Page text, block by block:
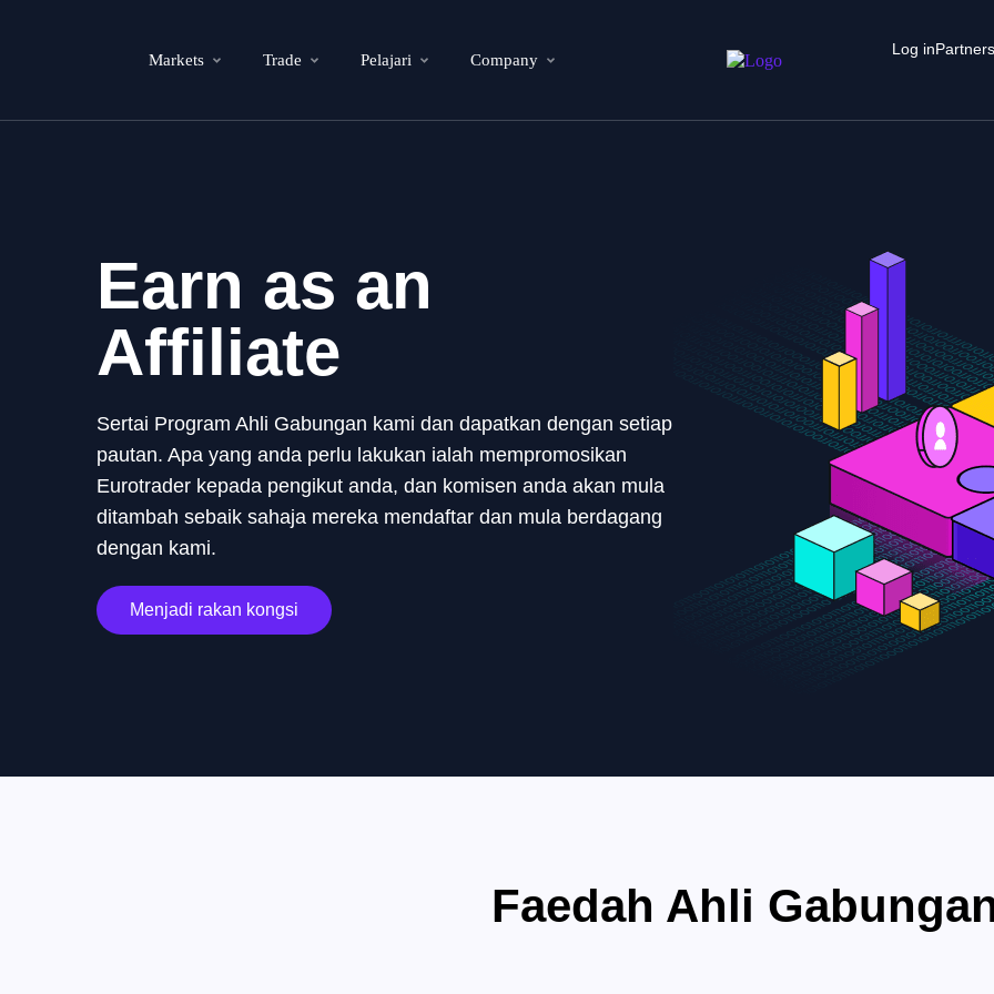
Markets Trade Pelajari Company
Log in
Earn as an
Affiliate
Sertai Program Ahli Gabungan kami dan dapatkan dengan setiap
pautan. Apa yang anda perlu lakukan ialah mempromosikan
Eurotrader kepada pengikut anda, dan komisen anda akan mula
ditambah sebaik sahaja mereka mendaftar dan mula berdagang
dengan kami.
Menjadi rakan kongsi
Faedah Ahli